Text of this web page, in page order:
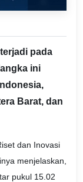
pada
ini
Barat, dan
dan Inovasi
menjelaskan,
pukul 15.02